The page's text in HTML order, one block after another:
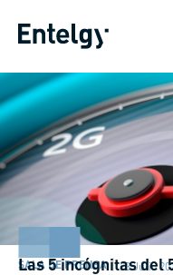
SALA DE PRENSA 23 Julio
Las 5 incógnitas del